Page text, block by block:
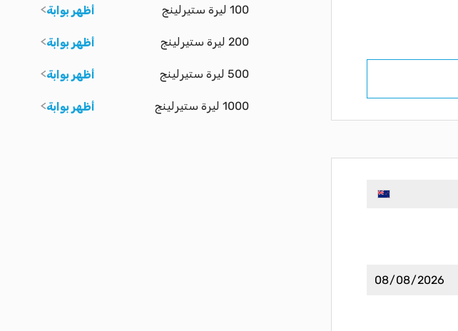
100 ليرة ستيرلينج أظهر بوابة
200 ليرة ستيرلينج أظهر بوابة
500 ليرة ستيرلينج أظهر بوابة
1000 ليرة ستيرلينج أظهر بوابة